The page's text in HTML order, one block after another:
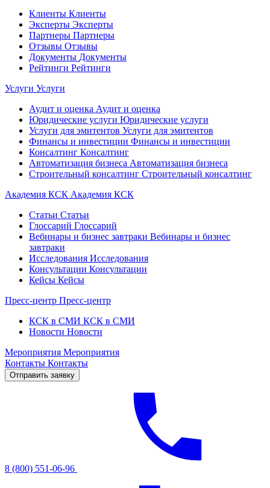
Клиенты Клиенты
Эксперты Эксперты
Партнеры Партнеры
Отзывы Отзывы
Документы Документы
Рейтинги Рейтинги
Услуги Услуги
Аудит и оценка Аудит и оценка
Юридические услуги Юридические услуги
Услуги для эмитентов Услуги для эмитентов
Финансы и инвестиции Финансы и инвестиции
Консалтинг Консалтинг
Автоматизация бизнеса Автоматизация бизнеса
Строительный консалтинг Строительный консалтинг
Академия КСК Академия КСК
Статьи Статьи
Глоссарий Глоссарий
Вебинары и бизнес завтраки Вебинары и бизнес
завтраки
Исследования Исследования
Консультации Консультации
Кейсы Кейсы
Пресс-центр Пресс-центр
КСК в СМИ КСК в СМИ
Новости Новости
Мероприятия Мероприятия
Контакты Контакты
Отправить заявку
8 (800) 551-06-96